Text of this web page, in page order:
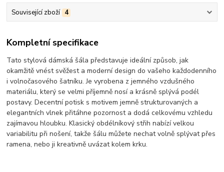
Související zboží 4
Kompletní specifikace
Tato stylová dámská šála představuje ideální způsob, jak
okamžitě vnést svěžest a moderní design do vašeho každodenního
i volnočasového šatníku. Je vyrobena z jemného vzdušného
materiálu, který se velmi příjemně nosí a krásně splývá podél
postavy. Decentní potisk s motivem jemně strukturovaných a
elegantních vlnek přitáhne pozornost a dodá celkovému vzhledu
zajímavou hloubku. Klasický obdélníkový střih nabízí velkou
variabilitu při nošení, takže šálu můžete nechat volně splývat přes
ramena, nebo ji kreativně uvázat kolem krku.